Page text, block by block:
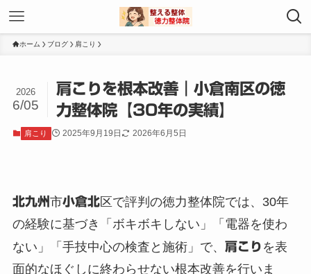
ホーム ブログ 肩こり
肩こりを根本改善｜小倉南区の徳
力整体院【30年の実績】
2026
6/05
肩こり 2025年9月19日 2026年6月5日
北九州市小倉北区で評判の徳力整体院では、30年
の経験に基づき「ボキボキしない」「電器を使わ
ない」「手技中心の検査と施術」で、 肩こり を表
面的なほぐしに終わらせない根本改善を行いま